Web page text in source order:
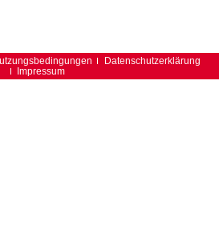
Datenschutzerklärung
Impressum